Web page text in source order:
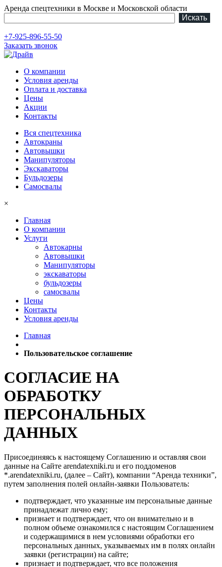
Аренда спецтехники в Москве и Московской области
+7-925-896-55-50
Заказать звонок
О компании
Условия аренды
Оплата и доставка
Цены
Акции
Контакты
Вся спецтехника
Автокраны
Автовышки
Манипуляторы
Экскаваторы
Бульдозеры
Самосвалы
×
Главная
О компании
Услуги
Автокарны
Автовышки
Манипуляторы
экскаваторы
бульдозеры
самосвалы
Цены
Контакты
Условия аренды
Главная
Пользовательское соглашение
СОГЛАСИЕ НА
ОБРАБОТКУ
ПЕРСОНАЛЬНЫХ
ДАННЫХ
Присоединяясь к настоящему Соглашению и оставляя свои
данные на Сайте arendatexniki.ru и его поддоменов
*.arendatexniki.ru, (далее – Сайт), компании “Аренда техники”,
путем заполнения полей онлайн-заявки Пользователь:
подтверждает, что указанные им персональные данные
принадлежат лично ему;
признает и подтверждает, что он внимательно и в
полном объеме ознакомился с настоящим Соглашением
и содержащимися в нем условиями обработки его
персональных данных, указываемых им в полях онлайн
заявки (регистрации) на сайте;
признает и подтверждает, что все положения